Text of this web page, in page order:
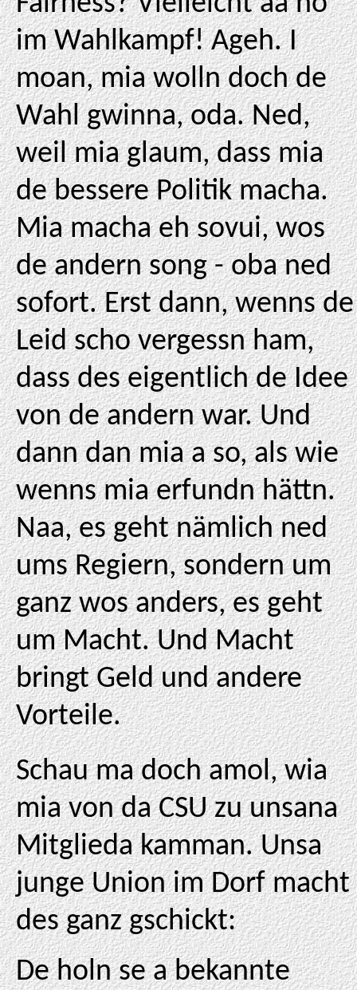
im Wahlkampf! Ageh. I
moan, mia wolln doch de
Wahl gwinna, oda. Ned,
weil mia glaum, dass mia
de bessere Politik macha.
Mia macha eh sovui, wos
de andern song - oba ned
sofort. Erst dann, wenns de
Leid scho vergessn ham,
dass des eigentlich de Idee
von de andern war. Und
dann dan mia a so, als wie
wenns mia erfundn hättn.
Naa, es geht nämlich ned
ums Regiern, sondern um
ganz wos anders, es geht
um Macht. Und Macht
bringt Geld und andere
Vorteile.
Schau ma doch amol, wia
mia von da CSU zu unsana
Mitglieda kamman. Unsa
junge Union im Dorf macht
des ganz gschickt:
De holn se a bekannte